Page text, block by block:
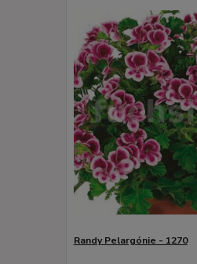
Randy Pelargónie - 1270